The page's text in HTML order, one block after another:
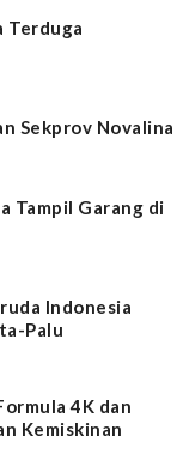
Terduga
Sekprov Novalina
Tampil Garang di
Indonesia
Palu
4K dan
Kemiskinan